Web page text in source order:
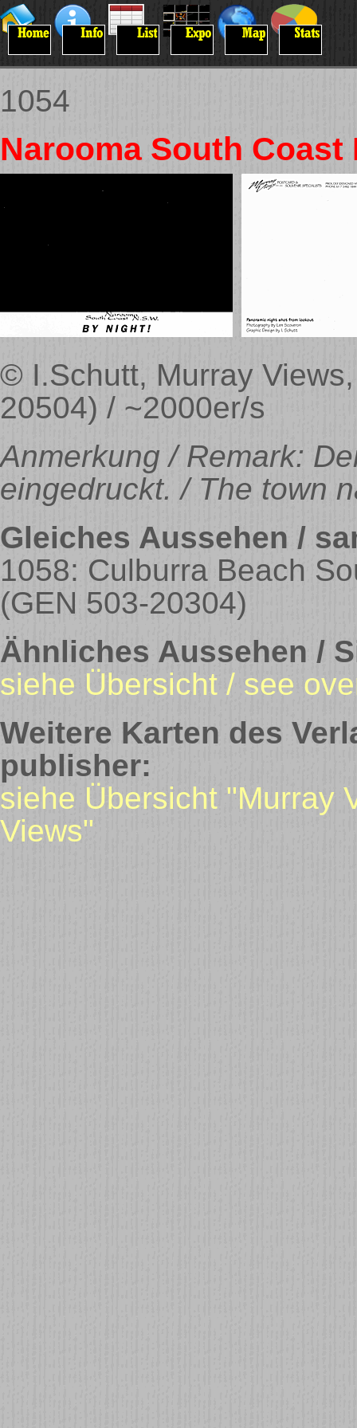
1054
Narooma South Coast
© I.Schutt, Murray
20504) / ~2000er/s
Anmerkung / Remark:
eingedruckt. / The town
Gleiches Aussehen /
1058: Culburra Beach
(GEN 503-20304)
Ähnliches Aussehen /
siehe Übersicht / see
Weitere Karten des
publisher:
siehe Übersicht "Murray
Views"